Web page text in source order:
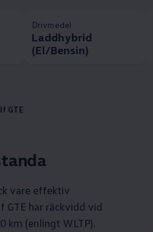
Drivmedel
Laddhybrid
(El/Bensin)
GTE
vare effektiv
GTE har räckvidd vid
km (enlingt WLTP).